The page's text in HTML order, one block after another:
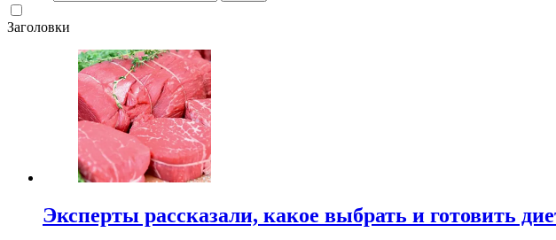
Заголовки
Эксперты рассказали, какое выбрать и готовить